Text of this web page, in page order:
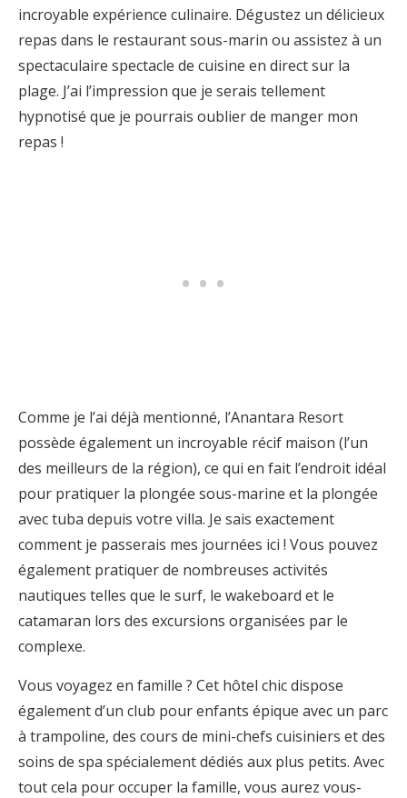
incroyable expérience culinaire. Dégustez un délicieux
repas dans le restaurant sous-marin ou assistez à un
spectaculaire spectacle de cuisine en direct sur la
plage. J’ai l’impression que je serais tellement
hypnotisé que je pourrais oublier de manger mon
repas !
Comme je l’ai déjà mentionné, l’Anantara Resort
possède également un incroyable récif maison (l’un
des meilleurs de la région), ce qui en fait l’endroit idéal
pour pratiquer la plongée sous-marine et la plongée
avec tuba depuis votre villa. Je sais exactement
comment je passerais mes journées ici ! Vous pouvez
également pratiquer de nombreuses activités
nautiques telles que le surf, le wakeboard et le
catamaran lors des excursions organisées par le
complexe.
Vous voyagez en famille ? Cet hôtel chic dispose
également d’un club pour enfants épique avec un parc
à trampoline, des cours de mini-chefs cuisiniers et des
soins de spa spécialement dédiés aux plus petits. Avec
tout cela pour occuper la famille, vous aurez vous-